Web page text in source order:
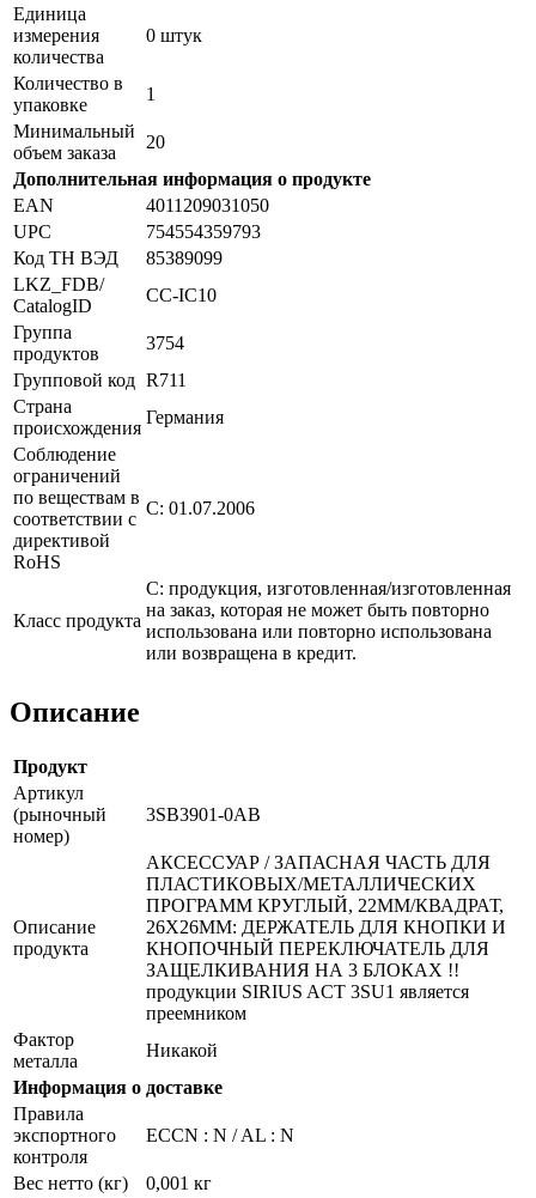
Единица
измерения
количества
0 штук
Количество в
упаковке
1
Минимальный
объем заказа
20
Дополнительная информация о продукте
EAN
4011209031050
UPC
754554359793
Код ТН ВЭД
85389099
LKZ_FDB/
CatalogID
СС-IC10
Группа
продуктов
3754
Групповой код R711
Страна
происхождения
Германия
Соблюдение
ограничений
по веществам в
соответствии с
директивой
RoHS
С: 01.07.2006
Класс продукта
C: продукция, изготовленная/изготовленная
на заказ, которая не может быть повторно
использована или повторно использована
или возвращена в кредит.
Описание
Продукт
Артикул
(рыночный
номер)
3SB3901-0АB
Описание
продукта
АКСЕССУАР / ЗАПАСНАЯ ЧАСТЬ ДЛЯ
ПЛАСТИКОВЫХ/МЕТАЛЛИЧЕСКИХ
ПРОГРАММ КРУГЛЫЙ, 22ММ/КВАДРАТ,
26X26ММ: ДЕРЖАТЕЛЬ ДЛЯ КНОПКИ И
КНОПОЧНЫЙ ПЕРЕКЛЮЧАТЕЛЬ ДЛЯ
ЗАЩЕЛКИВАНИЯ НА 3 БЛОКАХ !!
продукции SIRIUS ACT 3SU1 является
преемником
Фактор
металла
Никакой
Информация о доставке
Правила
экспортного
контроля
ECCN : N / AL : N
Вес нетто (кг)
0,001 кг